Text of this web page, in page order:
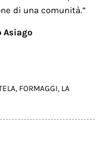
di una comunità.”
Asiago
, FORMAGGI, LA